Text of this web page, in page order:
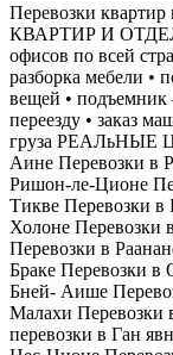
Перевозки
КВАРТИР И
офисов по всей
разборка мебели •
вещей • подъемник
переезду • заказ
груза РЕАЛьНЫЕ
Аине Перевозки в
Ришон-ле-Ционе
Тикве Перевозки в
Холоне Перевозки
Перевозки в
Браке Перевозки в
Бней- Аише
Малахи Перевозки
перевозки в Ган